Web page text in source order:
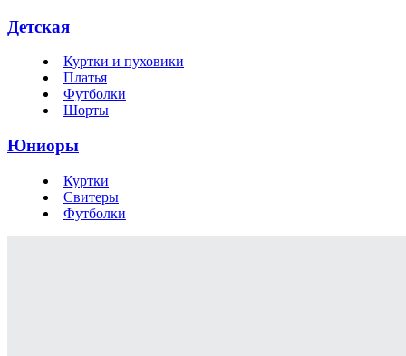
Детская
Куртки и пуховики
Платья
Футболки
Шорты
Юниоры
Куртки
Свитеры
Футболки